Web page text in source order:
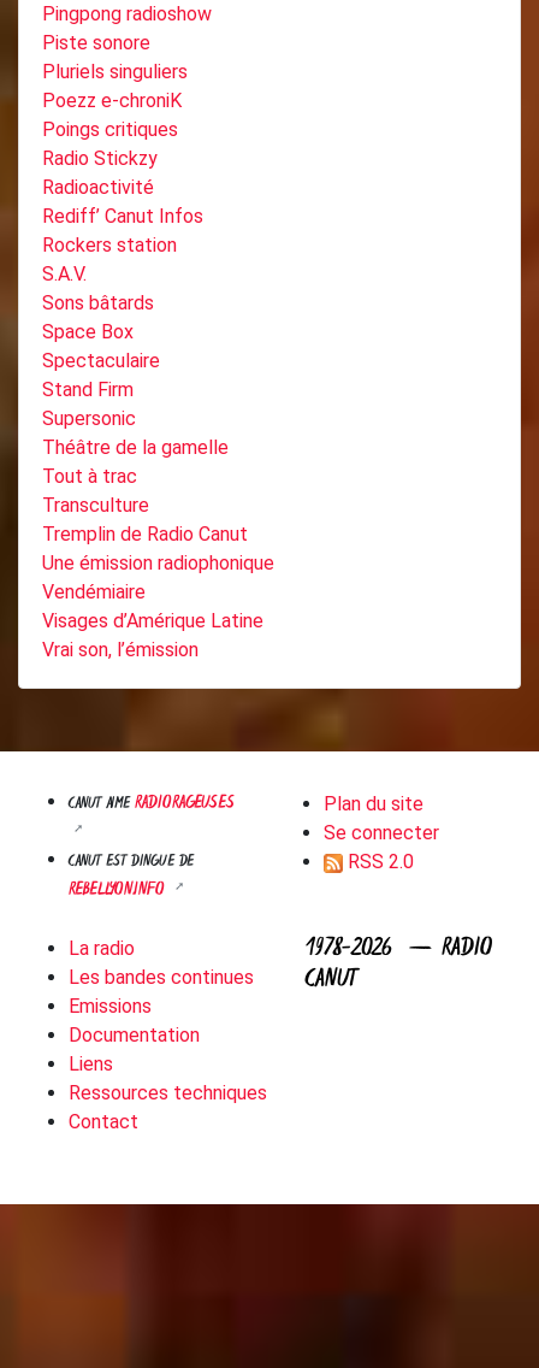
Pingpong radioshow
Piste sonore
Pluriels singuliers
Poezz e-chroniK
Poings critiques
Radio Stickzy
Radioactivité
Rediff’ Canut Infos
Rockers station
S.A.V.
Sons bâtards
Space Box
Spectaculaire
Stand Firm
Supersonic
Théâtre de la gamelle
Tout à trac
Transculture
Tremplin de Radio Canut
Une émission radiophonique
Vendémiaire
Visages d’Amérique Latine
Vrai son, l’émission
CANUT AIMERADIORAGEUSES
CANUT EST DINGUE DE
REBELLYON.INFO
Plan du site
Se connecter
RSS 2.0
La radio
Les bandes continues
Emissions
Documentation
Liens
Ressources techniques
Contact
1978-2026 — RADIO
CANUT